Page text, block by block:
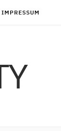
IMPRESSUM